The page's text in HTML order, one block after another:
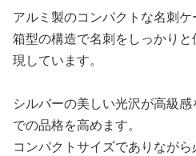
アルミ製のコンパクトな名刺ケ
箱型の構造で名刺をしっかり
現しています。
シルバーの美しい光沢が高級
での品格を高めます。
コンパクトサイズでありなが